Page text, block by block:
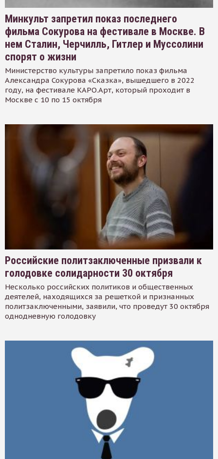
Минкульт запретил показ последнего
фильма Сокурова на фестивале в Москве. В
нем Сталин, Черчилль, Гитлер и Муссолини
спорят о жизни
Министерство культуры запретило показ фильма
Александра Сокурова «Сказка», вышедшего в 2022
году, на фестивале КАРО.Арт, который проходит в
Москве с 10 по 15 октября
Российские политзаключенные призвали к
голодовке солидарности 30 октября
Несколько российских политиков и общественных
деятелей, находящихся за решеткой и признанных
политзаключенными, заявили, что проведут 30 октября
однодневную голодовку